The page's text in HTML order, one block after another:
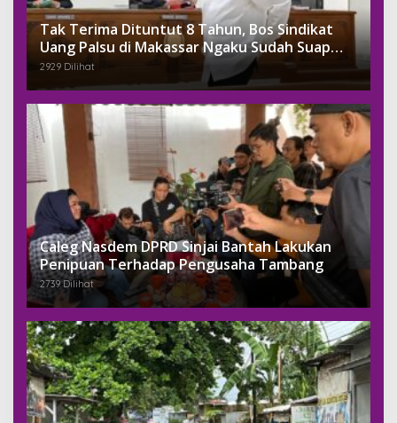
Tak Terima Dituntut 8 Tahun, Bos Sindikat
Uang Palsu di Makassar Ngaku Sudah Suap
Jaksa Dengan Miliaran
2929 Dilihat
Caleg Nasdem DPRD Sinjai Bantah Lakukan
Penipuan Terhadap Pengusaha Tambang
2739 Dilihat